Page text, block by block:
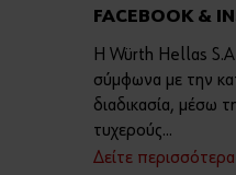
Θέλετε να εγγραφείτε
Εγγραφείτε τώρα
Τέχνη και Πολιτισμός
Sports Sponsoring
Οικονομικά Στοιχεία
FACEBOOK &
Η Würth Hellas
σύμφωνα με την
διαδικασία, μέσω
τυχερούς...
Δείτε περισσότερα